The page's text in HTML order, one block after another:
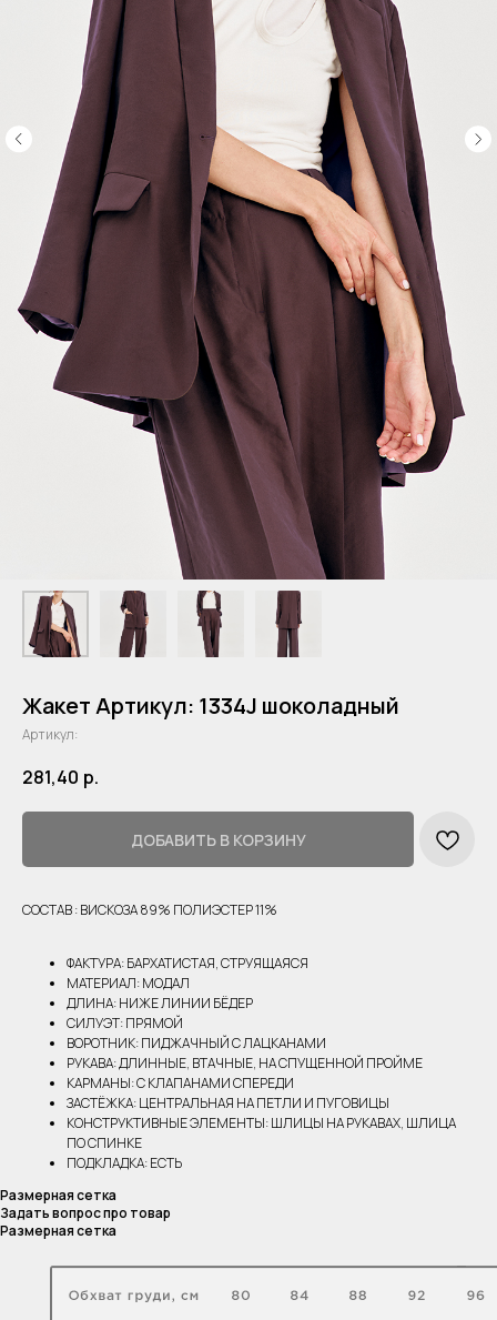
Жакет Артикул: 1334J шоколадный
Артикул:
281,40 р.
ДОБАВИТЬ В КОРЗИНУ
СОСТАВ : ВИСКОЗА 89% ПОЛИЭСТЕР 11%
ФАКТУРА: БАРХАТИСТАЯ, СТРУЯЩАЯСЯ
МАТЕРИАЛ: МОДАЛ
ДЛИНА: НИЖЕ ЛИНИИ БЁДЕР
СИЛУЭТ: ПРЯМОЙ
ВОРОТНИК: ПИДЖАЧНЫЙ С ЛАЦКАНАМИ
РУКАВА: ДЛИННЫЕ, ВТАЧНЫЕ, НА СПУЩЕННОЙ ПРОЙМЕ
КАРМАНЫ: С КЛАПАНАМИ СПЕРЕДИ
ЗАСТЁЖКА: ЦЕНТРАЛЬНАЯ НА ПЕТЛИ И ПУГОВИЦЫ
КОНСТРУКТИВНЫЕ ЭЛЕМЕНТЫ: ШЛИЦЫ НА РУКАВАХ, ШЛИЦА
ПО СПИНКЕ
ПОДКЛАДКА: ЕСТЬ
Размерная сетка
Задать вопрос про товар
Размерная сетка